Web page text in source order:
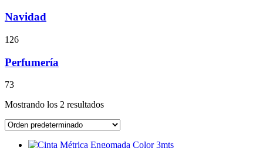
Navidad
126
Perfumería
73
Mostrando los 2 resultados